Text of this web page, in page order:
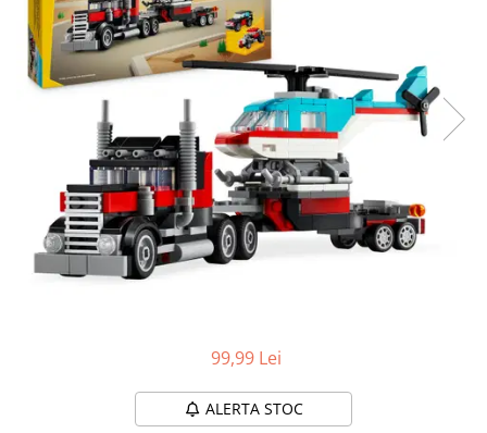
Protectii casa
Protectii utile
Poarta siguranta copii
Deflectoare pentru aer conditionat
Protectii exterior
Casti antifonice pentru copii si
bebelusi
Echipament protectie bicicleta si
99,99 Lei
ALERTA STOC